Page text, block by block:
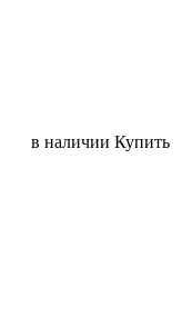
в наличии Купить